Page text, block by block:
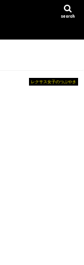
search
レクサス女子のつぶやき